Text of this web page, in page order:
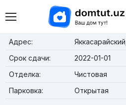
Адрес:
Срок сдачи:
2022-01-01
Отделка:
Чистовая
Парковка:
Открытая